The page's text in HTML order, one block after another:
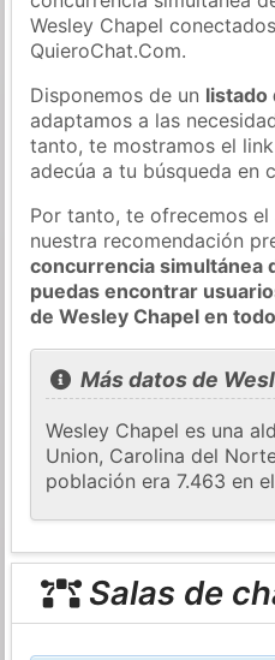
Wesley Chapel
QuieroChat.Com.
Disponemos de un listado
adaptamos a las
tanto, te mostramos el
adecúa a tu búsqueda en
Por tanto, te ofrecemos
nuestra recomendación
concurrencia simultánea
puedas encontrar
de Wesley Chapel en
Más datos de
Wesley Chapel es una
Union, Carolina del
población era 7.463 en
Salas de